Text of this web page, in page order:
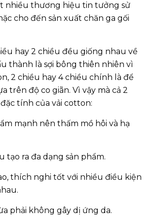
nhiều thương hiệu tin tưởng sử
cho đến sản xuất chăn ga gối
hay 2 chiều đều giống nhau về
thành là sợi bông thiên nhiên vì
2 chiều hay 4 chiều chính là để
trên độ co giãn. Vì vậy mà cả 2
tính của vải cotton:
mạnh nên thấm mồ hôi và hạ
tạo ra đa dạng sản phẩm.
thích nghi tốt với nhiều điều kiện
phải không gây dị ứng da.